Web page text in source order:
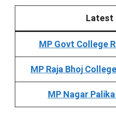
Latest
MP Govt College
MP Raja Bhoj
MP Nagar